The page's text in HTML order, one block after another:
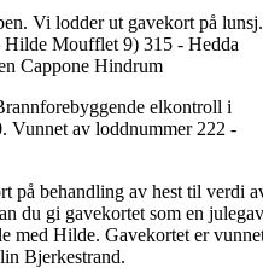
Vi lodder ut gavekort på lunsj.
Moufflet 9) 315 - Hedda
Cappone Hindrum
elkontroll i
Vunnet av loddnummer 222 -
på behandling av hest til verdi
du gi gavekortet som en
med Hilde. Gavekortet er
Bjerkestrand.